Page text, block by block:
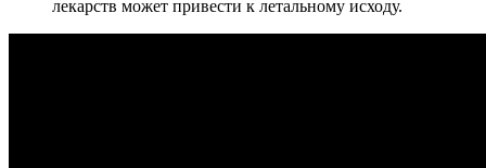
лекарств может привести к летальному исходу.